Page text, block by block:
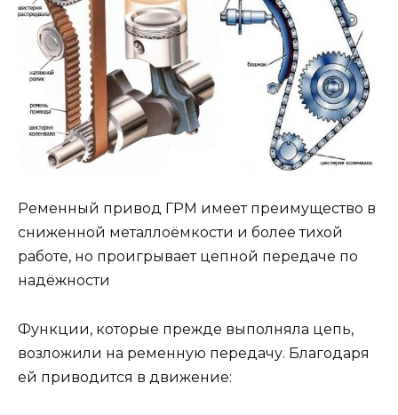
Ременный привод ГРМ имеет преимущество в
сниженной металлоёмкости и более тихой
работе, но проигрывает цепной передаче по
надёжности
Функции, которые прежде выполняла цепь,
возложили на ременную передачу. Благодаря
ей приводится в движение: